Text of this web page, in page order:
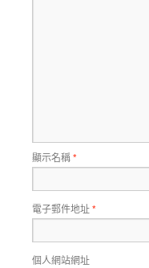
顯示名稱*
電子郵件地址*
個人網站網址